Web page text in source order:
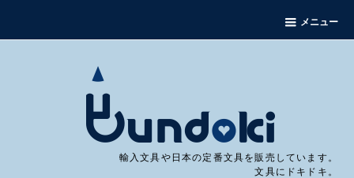
メニュー
輸入文具や日本の定番文具を販売しています。
文具にドキドキ。